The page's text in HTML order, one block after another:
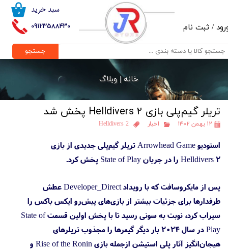
09123588430
۰ سبد خرید
/ ثبت نام
حساب کاربری من
تغییر گذر واژه
خروج از حساب کاربری
جستجو
خانه |وبلاگ
تریلر گیم‌پلی بازی Helldivers 2 پخش شد
۱۲ بهمن ۱۴۰۲ اخبار Helldivers 2
استودیو Arrowhead Game تریلر گیم‌پلی جدیدی از بازی
Helldivers 2 را در جریان State of Play پخش کرد.
پس از مایکروسافت که با رویداد Developer_Direct عطش
طرفدارها برای جزئیات بیشتر از بازی‌های پیش‌رو ایکس باکس را
سیراب کرد، نوبت به سونی رسید تا با پخش اولین قسمت State of
Play در سال ۲۰۲۴ بار دیگر گیمرها را مجذوب تریلرهای
هیجان‌انگیز آثار پلی استیشن ازجمله بازی Rise of the Ronin و